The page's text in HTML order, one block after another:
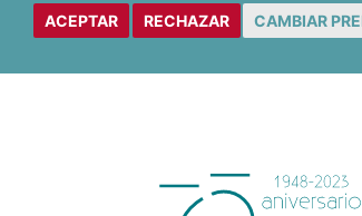
ACEPTAR RECHAZAR CAMBIAR